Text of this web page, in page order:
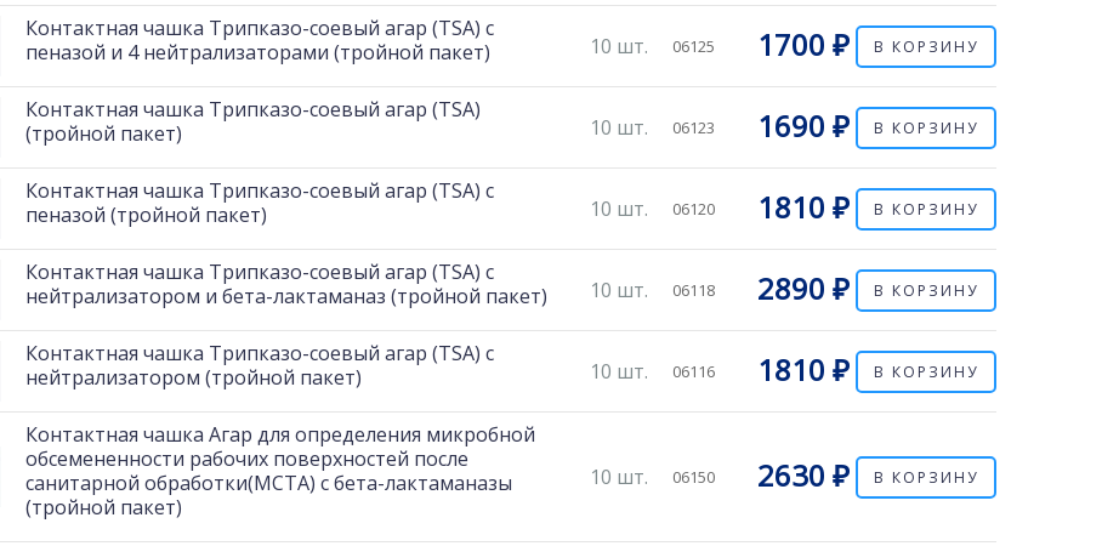
Контактная чашка Трипказо-соевый агар (TSA) с
пеназой и 4 нейтрализаторами (тройной пакет)
10 шт. 06125 1700 ₽ В КОРЗИНУ
Контактная чашка Трипказо-соевый агар (TSA)
(тройной пакет)
10 шт. 06123 1690 ₽ В КОРЗИНУ
Контактная чашка Трипказо-соевый агар (TSA) с
пеназой (тройной пакет)
10 шт. 06120 1810 ₽ В КОРЗИНУ
Контактная чашка Трипказо-соевый агар (TSA) с
нейтрализатором и бета-лактаманаз (тройной пакет)
10 шт. 06118 2890 ₽ В КОРЗИНУ
Контактная чашка Трипказо-соевый агар (TSA) с
нейтрализатором (тройной пакет)
10 шт. 06116 1810 ₽ В КОРЗИНУ
Контактная чашка Агар для определения микробной
обсемененности рабочих поверхностей после
санитарной обработки(MCTA) c бета-лактаманазы
(тройной пакет)
10 шт. 06150 2630 ₽ В КОРЗИНУ